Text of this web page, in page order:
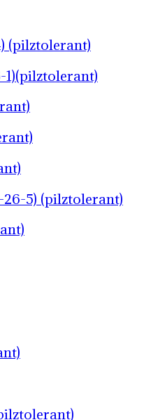
(pilztolerant)
1)(pilztolerant)
26-5) (pilztolerant)